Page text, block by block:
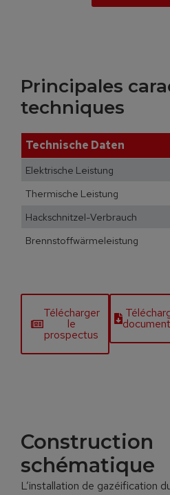
Télécharger
le
prospectus
Principales
techniques
Technische Daten
Elektrische
Thermische
Hackschnitzel-
Construction
schématique
L’installation de gazéification